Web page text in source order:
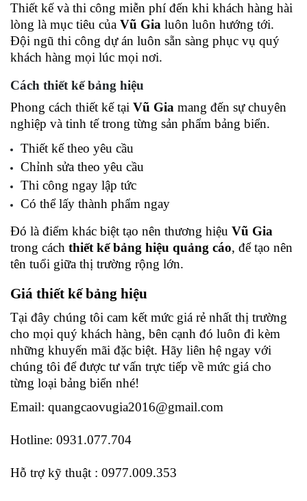
Thiết kế và thi công miễn phí đến khi khách hàng hài
lòng là mục tiêu của Vũ Gia luôn luôn hướng tới.
Đội ngũ thi công dự án luôn sẵn sàng phục vụ quý
khách hàng mọi lúc mọi nơi.
Cách thiết kế bảng hiệu
Phong cách thiết kế tại Vũ Gia mang đến sự chuyên
nghiệp và tinh tế trong từng sản phẩm bảng biển.
Thiết kế theo yêu cầu
Chỉnh sửa theo yêu cầu
Thi công ngay lập tức
Có thể lấy thành phẩm ngay
Đó là điểm khác biệt tạo nên thương hiệu
trong cách thiết kế bảng hiệu quảng cáo, để tạo nên
tên tuổi giữa thị trường rộng lớn.
Giá thiết kế bảng hiệu
Tại đây chúng tôi cam kết mức giá rẻ nhất thị trường
cho mọi quý khách hàng, bên cạnh đó luôn đi kèm
những khuyến mãi đặc biệt. Hãy liên hệ ngay với
chúng tôi để được tư vấn trực tiếp về mức giá cho
từng loại bảng biển nhé!
Email: quangcaovugia2016@gmail.com
Hotline: 0931.077.704
Hỗ trợ kỹ thuật : 0977.009.353